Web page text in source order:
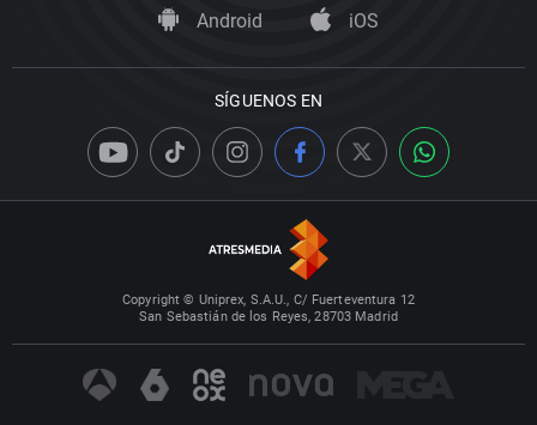
Android iOS
SÍGUENOS EN
Copyright © Uniprex, S.A.U., C/ Fuerteventura 12
San Sebastián de los Reyes, 28703 Madrid